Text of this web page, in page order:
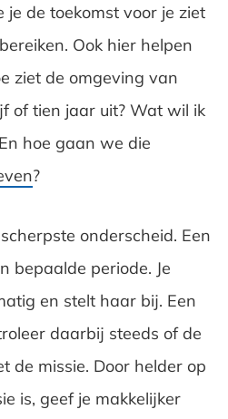
je de toekomst voor je ziet
Ook hier helpen
ziet de omgeving van
of tien jaar uit? Wat wil ik
hoe gaan we die
?
onderscheid. Een
bepaalde periode. Je
en stelt haar bij. Een
daarbij steeds of de
de missie. Door helder op
is, geef je makkelijker